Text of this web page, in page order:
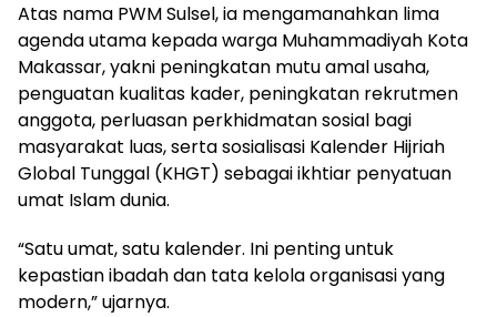
Atas nama PWM Sulsel, ia mengamanahkan lima
agenda utama kepada warga Muhammadiyah Kota
Makassar, yakni peningkatan mutu amal usaha,
penguatan kualitas kader, peningkatan rekrutmen
anggota, perluasan perkhidmatan sosial bagi
masyarakat luas, serta sosialisasi Kalender Hijriah
Global Tunggal (KHGT) sebagai ikhtiar penyatuan
umat Islam dunia.
“Satu umat, satu kalender. Ini penting untuk
kepastian ibadah dan tata kelola organisasi yang
modern,” ujarnya.